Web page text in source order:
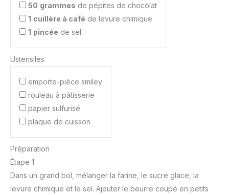
50 grammes de pépites de chocolat
1 cuillère à café de levure chimique
1 pincée de sel
Ustensiles
emporte-pièce smiley
rouleau à pâtisserie
papier sulfurisé
plaque de cuisson
Préparation
Étape 1
Dans un grand bol, mélanger la farine, le sucre glace, la
levure chimique et le sel. Ajouter le beurre coupé en petits